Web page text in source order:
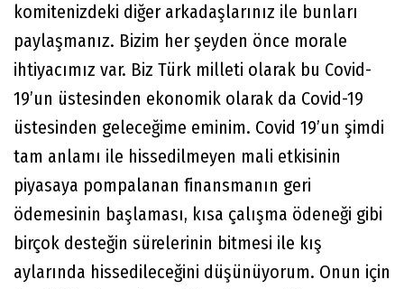
komitenizdeki diğer arkadaşlarınız ile bunları
paylaşmanız. Bizim her şeyden önce morale
ihtiyacımız var. Biz Türk milleti olarak bu Covid-
19’un üstesinden ekonomik olarak da Covid-19
üstesinden geleceğime eminim. Covid 19’un şimdi
tam anlamı ile hissedilmeyen mali etkisinin
piyasaya pompalanan finansmanın geri
ödemesinin başlaması, kısa çalışma ödeneği gibi
birçok desteğin sürelerinin bitmesi ile kış
aylarında hissedileceğini düşünüyorum. Onun için